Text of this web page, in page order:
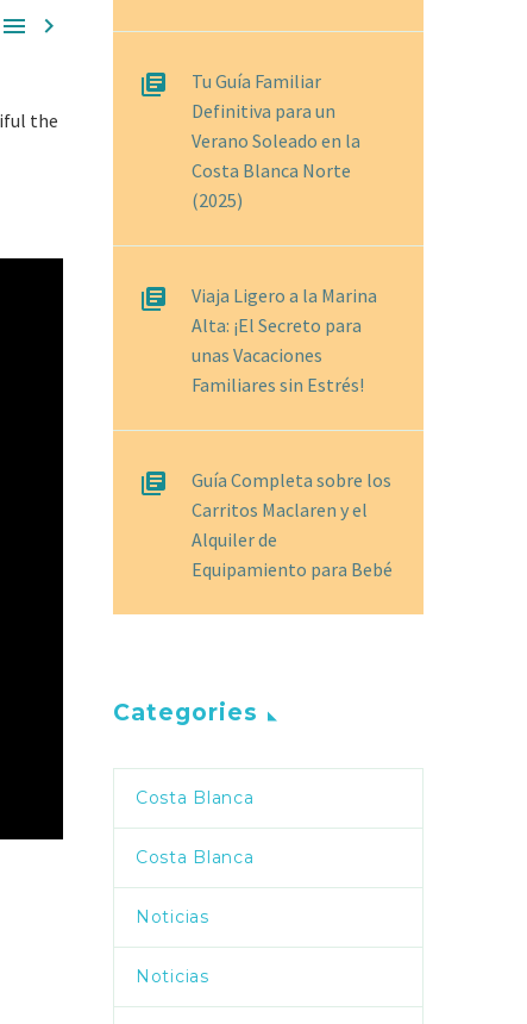
 
the
Tu Guía Familiar
Definitiva para un
Verano Soleado en la
Costa Blanca Norte
(2025)
Viaja Ligero a la Marina
Alta: ¡El Secreto para
unas Vacaciones
Familiares sin Estrés!
Guía Completa sobre los
Carritos Maclaren y el
Alquiler de
Equipamiento para Bebé
Categories
Costa Blanca
Costa Blanca
Noticias
Noticias